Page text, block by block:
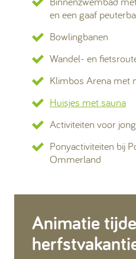
en een gaaf
Bowlingbanen
Wandel- en
Klimbos Arena met
Huisjes met sauna
Activiteiten voor
Ponyactiviteiten bij
Ommerland
Animatie